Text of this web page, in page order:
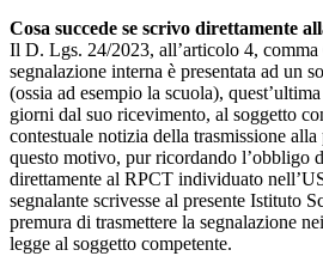
Cosa succede se scrivo direttamente
Il D. Lgs. 24/2023, all’articolo 4, comma
segnalazione interna è presentata ad un
(ossia ad esempio la scuola),
giorni dal suo ricevimento, al soggetto
contestuale notizia della trasmissione alla
questo motivo, pur ricordando l’obbligo
direttamente al RPCT individuato
segnalante scrivesse al presente Istituto
premura di trasmettere la segnalazione
legge al soggetto competente.